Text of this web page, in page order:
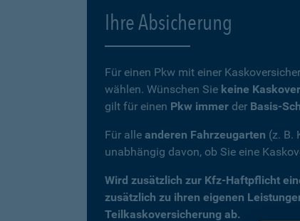
Ihre Absicherung
Für einen Pkw mit einer
wählen. Wünschen Sie keine
gilt für einen Pkw immer der Basis-
Für alle anderen Fahrzeugarten (z. B.
unabhängig davon, ob Sie eine
Wird zusätzlich zur Kfz-Haftpflicht
zusätzlich zu ihren eigenen
Teilkaskoversicherung ab.